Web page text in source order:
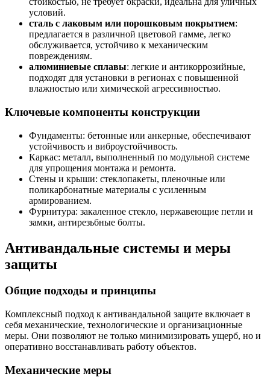
условий.
сталь с лаковым или порошковым покрытием:
предлагается в различной цветовой гамме, легко
обслуживается, устойчиво к механическим
повреждениям.
алюминиевые сплавы: легкие и антикоррозийные,
подходят для установки в регионах с повышенной
влажностью или химической агрессивностью.
Ключевые компоненты конструкции
Фундаменты: бетонные или анкерные, обеспечивают
устойчивость и виброустойчивость.
Каркас: металл, выполненный по модульной системе
для упрощения монтажа и ремонта.
Стены и крыши: стеклопакеты, пленочные или
поликарбонатные материалы с усиленным
армированием.
Фурнитура: закаленное стекло, нержавеющие петли и
замки, антирезьбные болты.
Антивандальные системы и меры
защиты
Общие подходы и принципы
Комплексный подход к антивандальной защите включает в
себя механические, технологические и организационные
меры. Они позволяют не только минимизировать ущерб, но и
оперативно восстанавливать работу объектов.
Механические меры